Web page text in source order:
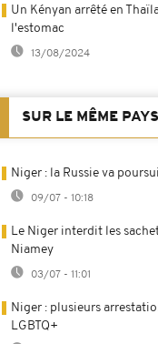
Un Kényan arrêté en
l'estomac
13/08/2024
SUR LE MÊME PAYS
Niger : la Russie va
09/07 - 10:18
Le Niger interdit les
Niamey
03/07 - 11:01
Niger : plusieurs
LGBTQ+